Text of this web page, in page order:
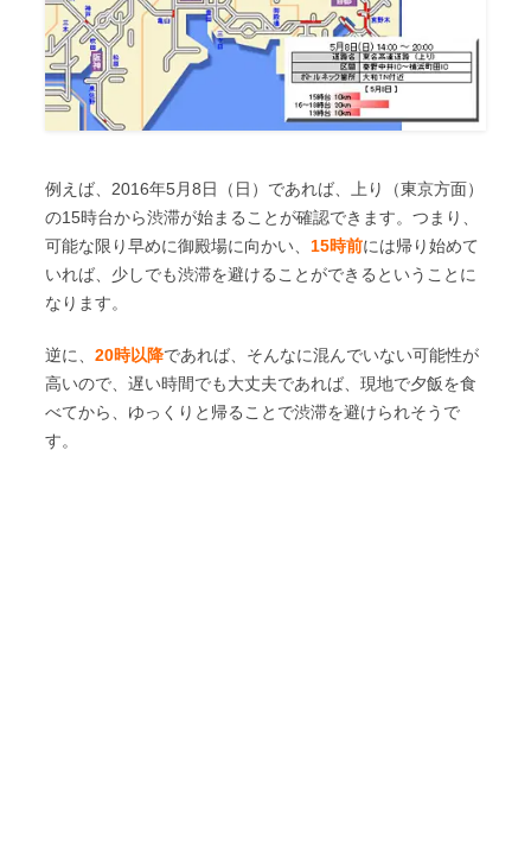
例えば、2016年5月8日（日）であれば、上り（東京方面）
の15時台から渋滞が始まることが確認できます。つまり、
可能な限り早めに御殿場に向かい、 15時前には帰り始めて
いれば、少しでも渋滞を避けることができるということに
なります。
逆に、 20時以降であれば、そんなに混んでいない可能性が
高いので、遅い時間でも大丈夫であれば、現地で夕飯を食
べてから、ゆっくりと帰ることで渋滞を避けられそうで
す。